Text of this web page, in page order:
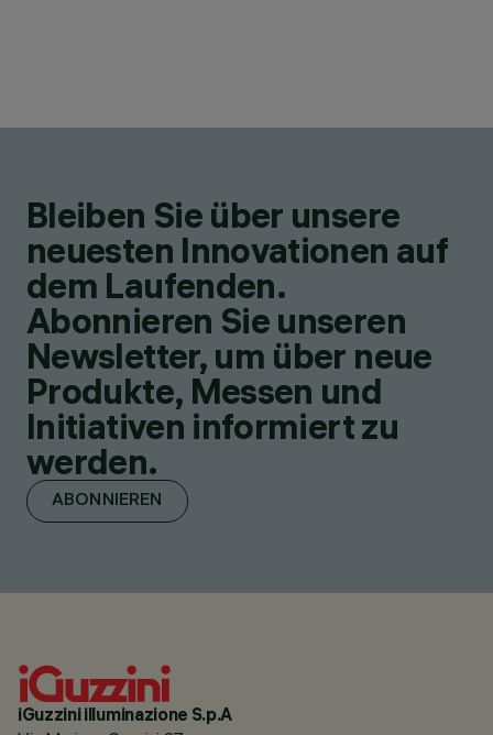
Bleiben Sie über unsere
neuesten Innovationen auf
dem Laufenden.
Abonnieren Sie unseren
Newsletter, um über neue
Produkte, Messen und
Initiativen informiert zu
werden.
ABONNIEREN
iGuzzini illuminazione S.p.A